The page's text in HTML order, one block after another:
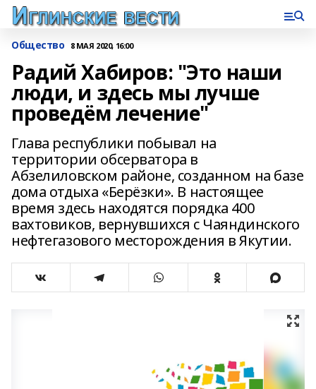
Общество 8 МАЯ 2020, 16:00
Радий Хабиров: "Это наши
люди, и здесь мы лучше
проведём лечение"
Глава республики побывал на
территории обсерватора в
Абзелиловском районе, созданном на базе
дома отдыха «Берёзки». В настоящее
время здесь находятся порядка 400
вахтовиков, вернувшихся с Чаяндинского
нефтегазового месторождения в Якутии.